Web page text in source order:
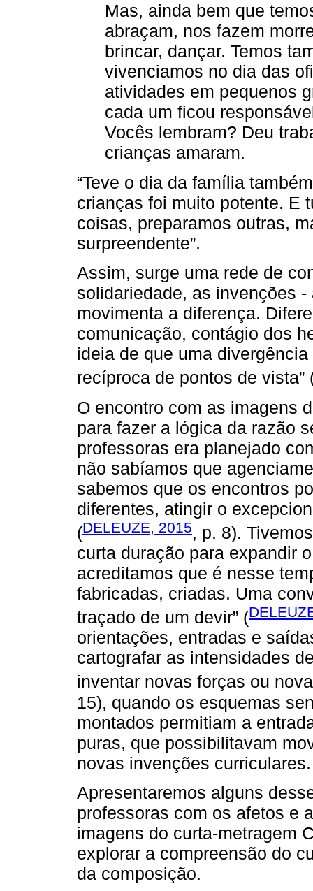
Mas, ainda bem que
abraçam, nos fazem
brincar, dançar. Temos
vivenciamos no dia das
atividades em pequenos
cada um ficou
Vocês lembram? Deu
crianças amaram.
“Teve o dia da família
crianças foi muito potente. E
coisas, preparamos outras,
surpreendente”.
Assim, surge uma rede de
solidariedade, as invenções
movimenta a diferença.
comunicação, contágio dos
ideia de que uma
recíproca de pontos de vista”
O encontro com as imagens
para fazer a lógica da razão
professoras era planejado
não sabíamos que
sabemos que os encontros
diferentes, atingir o
(DELEUZE, 2015, p. 8).
curta duração para expandir
acreditamos que é nesse
fabricadas, criadas. Uma
traçado de um devir” (
orientações, entradas e
cartografar as intensidades
inventar novas forças ou
15), quando os esquemas
montados permitiam a
puras, que possibilitavam
novas invenções curriculares.
Apresentaremos alguns
professoras com os afetos e
imagens do curta-metragem
explorar a compreensão do
da composição.